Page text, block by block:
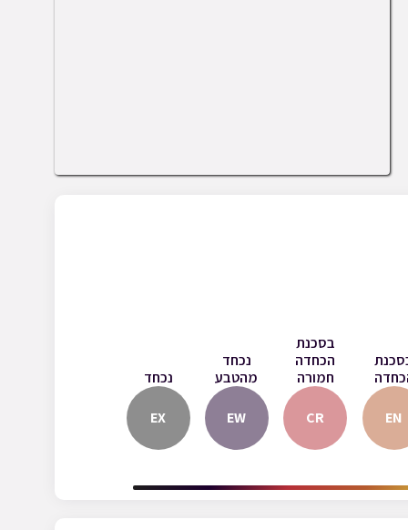
EN
בסכנת
הכחדה
חמורה
CR
נכחד
מהטבע
EW
נכחד
EX